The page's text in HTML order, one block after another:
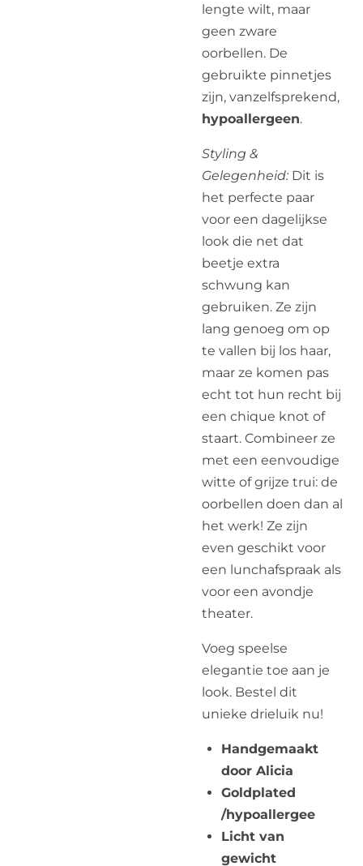
lengte wilt, maar
geen zware
oorbellen. De
gebruikte pinnetjes
zijn, vanzelfsprekend,
hypoallergeen.
Styling &
Gelegenheid: Dit is
het perfecte paar
voor een dagelijkse
look die net dat
beetje extra
schwung kan
gebruiken. Ze zijn
lang genoeg om op
te vallen bij los haar,
maar ze komen pas
echt tot hun recht bij
een chique knot of
staart. Combineer ze
met een eenvoudige
witte of grijze trui: de
oorbellen doen dan al
het werk! Ze zijn
even geschikt voor
een lunchafspraak als
voor een avondje
theater.
Voeg speelse
elegantie toe aan je
look. Bestel dit
unieke drieluik nu!
Handgemaakt
door Alicia
Goldplated
/hypoallergee
Licht van
gewicht